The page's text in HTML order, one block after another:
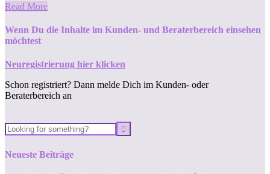
Read More
Wenn Du die Inhalte im Kunden- und Beraterbereich einsehen
möchtest
Neuregistrierung hier klicken
Schon registriert? Dann melde Dich im Kunden- oder
Beraterbereich an
Neueste Beiträge